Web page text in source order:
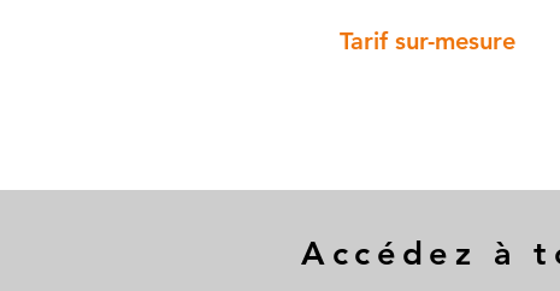
Tarif sur-mesure
Accédez à